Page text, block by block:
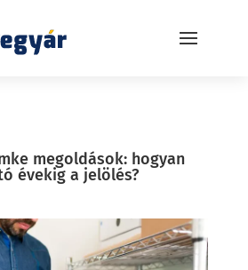
megoldások: hogyan
évekig a jelölés?